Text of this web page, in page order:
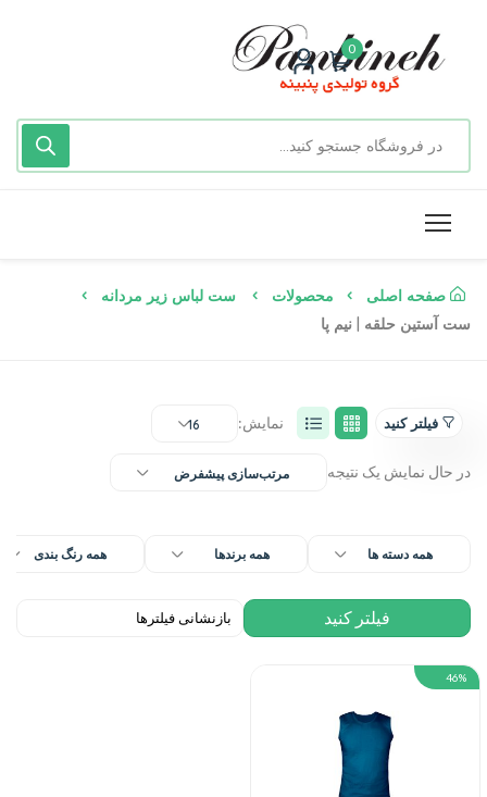
0
صفحه اصلی محصولات
ست لباس زیر مردانه
ست آستین حلقه | نیم پا
فیلتر کنید نمایش: 16
در حال نمایش یک نتیجه مرتب‌سازی پیشفرض
همه دسته ها همه برندها همه رنگ بندی
46%